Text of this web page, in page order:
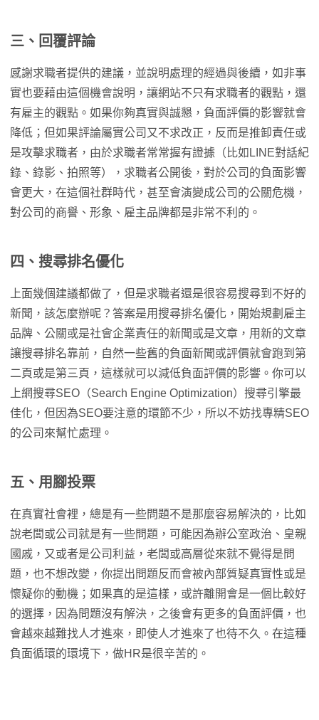
三、回覆評論
感謝求職者提供的建議，並說明處理的經過與後續，如非事
實也要藉由這個機會說明，讓網站不只有求職者的觀點，還
有雇主的觀點。如果你夠真實與誠懇，負面評價的影響就會
降低；但如果評論屬實公司又不求改正，反而是推卸責任或
是攻擊求職者，由於求職者常常握有證據（比如LINE對話紀
錄、錄影、拍照等），求職者公開後，對於公司的負面影響
會更大，在這個社群時代，甚至會演變成公司的公關危機，
對公司的商譽、形象、雇主品牌都是非常不利的。
四、搜尋排名優化
上面幾個建議都做了，但是求職者還是很容易搜尋到不好的
新聞，該怎麼辦呢？答案是用搜尋排名優化，開始規劃雇主
品牌、公關或是社會企業責任的新聞或是文章，用新的文章
讓搜尋排名靠前，自然一些舊的負面新聞或評價就會跑到第
二頁或是第三頁，這樣就可以減低負面評價的影響。你可以
上網搜尋SEO（Search Engine Optimization）搜尋引擎最
佳化，但因為SEO要注意的環節不少，所以不妨找專精SEO
的公司來幫忙處理。
五、用腳投票
在真實社會裡，總是有一些問題不是那麼容易解決的，比如
說老闆或公司就是有一些問題，可能因為辦公室政治、皇親
國戚，又或者是公司利益，老闆或高層從來就不覺得是問
題，也不想改變，你提出問題反而會被內部質疑真實性或是
懷疑你的動機；如果真的是這樣，或許離開會是一個比較好
的選擇，因為問題沒有解決，之後會有更多的負面評價，也
會越來越難找人才進來，即使人才進來了也待不久。在這種
負面循環的環境下，做HR是很辛苦的。